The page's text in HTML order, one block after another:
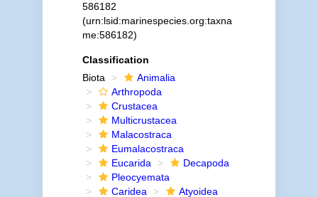
586182
(urn:lsid:marinespecies.org:taxna
me:586182)
Classification
Biota
Animalia
Arthropoda
Crustacea
Multicrustacea
Malacostraca
Eumalacostraca
Eucarida
Decapoda
Pleocyemata
Caridea
Atyoidea